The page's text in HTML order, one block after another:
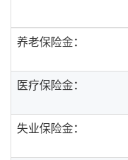
养老保险金：
医疗保险金：
失业保险金：